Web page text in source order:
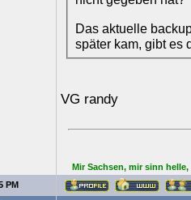
Das aktuelle
später kam, gibt es
VG randy
Mir Sachsen, mir sinn
PM